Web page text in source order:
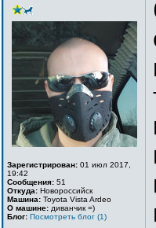
Зарегистрирован: 01 июл 2017,
19:42
Сообщения: 51
Откуда: Новороссийск
Машина: Toyota Vista Ardeo
О машине: диванчик =)
Блог: Посмотреть блог (1)